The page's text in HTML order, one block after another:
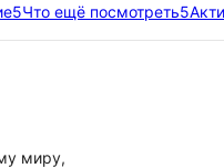
5Что ещё посмотреть5
миру,